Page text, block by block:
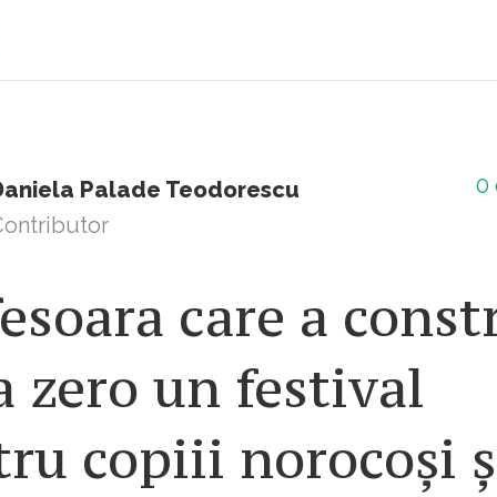
Palade Teodorescu
0
care a
zero un festival
copiii norocoși